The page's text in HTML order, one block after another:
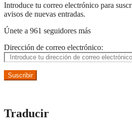
Introduce tu correo electrónico para
avisos de nuevas entradas.
Únete a 961 seguidores más
Dirección de correo electrónico:
Suscribir
Traducir